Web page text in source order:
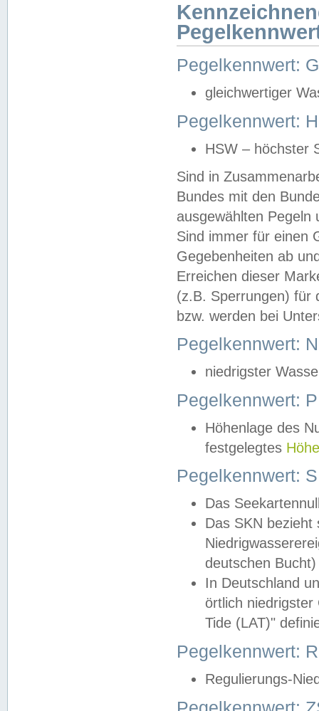
Pegelkennwert:
gleichwertiger
Pegelkennwert:
HSW – höchster
Sind in
Bundes mit den
ausgewählten
Sind immer für einen
Gegebenheiten ab
Erreichen dieser
(z.B. Sperrungen) für
bzw. werden bei
Pegelkennwert:
niedrigster
Pegelkennwert:
Höhenlage des
festgelegtes
Pegelkennwert:
Das
Das SKN
deutschen
In Deutschland
örtlich
Tide (LAT)"
Pegelkennwert:
Regulierungs-